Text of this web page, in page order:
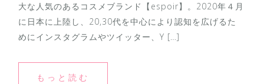
大な人気のあるコスメブランド【espoir】。2020年４月
に日本に上陸し、20,30代を中心により認知を広げるた
めにインスタグラムやツイッター、Y […]
もっと読む